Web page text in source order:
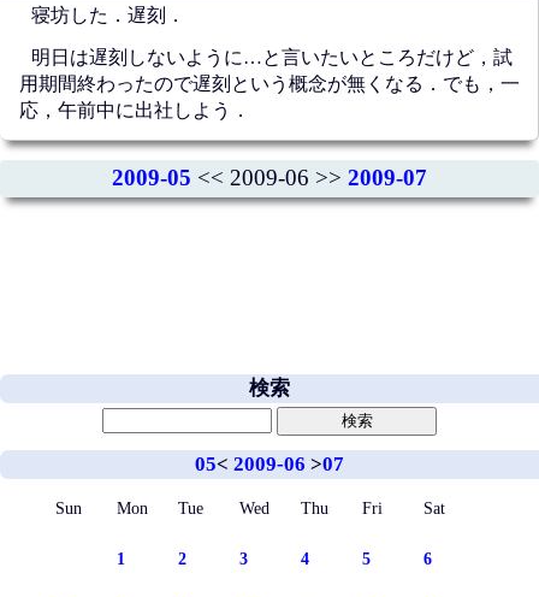
寝坊した．遅刻．
明日は遅刻しないように…と言いたいところだけど，試
用期間終わったので遅刻という概念が無くなる．でも，一
応，午前中に出社しよう．
2009-05 << 2009-06 >> 2009-07
検索
05< 2009-06 >07
Sun Mon Tue Wed Thu Fri Sat
1 2 3 4 5 6